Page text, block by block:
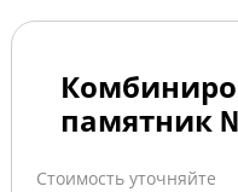
памятник
Стоимость уточняйте